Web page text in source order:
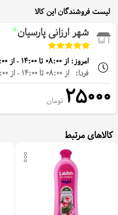
لیست فروشندگان این کالا
شهر ارزانی پارسیان
امروز: از 08:00 تا 14:00 - از 16:00 تا 23:30
فردا: از 08:00 تا 14:00 - از 16:00 تا 23:30
25000 تومان
کالاهای مرتبط